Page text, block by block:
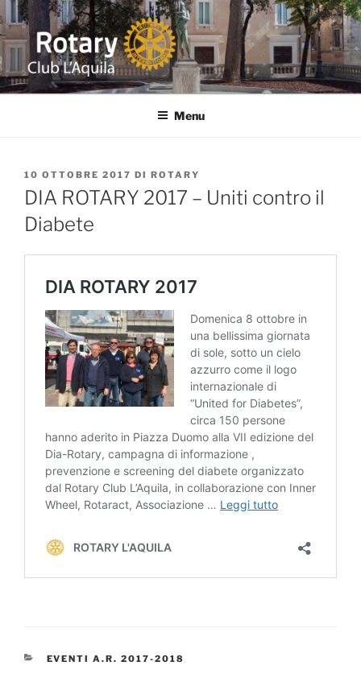
Salta
al
contenuto
ROTARY L'AQUILA
Distretto 2090 ITALIA Abruzzo-Marche-Molise-Umbria
Menu
PUBBLICATO
IL
10 OTTOBRE 2017 DI ROTARY
DIA ROTARY 2017 – Uniti contro il
Diabete
CATEGORIE
EVENTI A.R. 2017-2018